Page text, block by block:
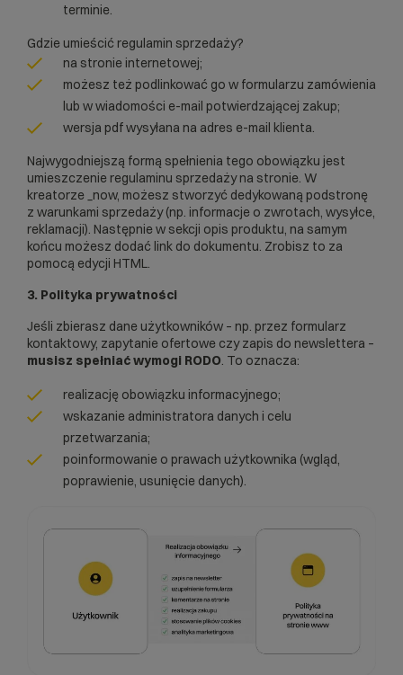
terminie.
Gdzie umieścić regulamin sprzedaży?
na stronie internetowej;
możesz też podlinkować go w formularzu zamówienia
lub w wiadomości e-mail potwierdzającej zakup;
wersja pdf wysyłana na adres e-mail klienta.
Najwygodniejszą formą spełnienia tego obowiązku jest
umieszczenie regulaminu sprzedaży na stronie. W
kreatorze _now, możesz stworzyć dedykowaną podstronę
z warunkami sprzedaży (np. informacje o zwrotach, wysyłce,
reklamacji). Następnie w sekcji opis produktu, na samym
końcu możesz dodać link do dokumentu. Zrobisz to za
pomocą edycji HTML.
3. Polityka prywatności
Jeśli zbierasz dane użytkowników – np. przez formularz
kontaktowy, zapytanie ofertowe czy zapis do newslettera –
musisz spełniać wymogi RODO. To oznacza:
realizację obowiązku informacyjnego;
wskazanie administratora danych i celu
przetwarzania;
poinformowanie o prawach użytkownika (wgląd,
poprawienie, usunięcie danych).